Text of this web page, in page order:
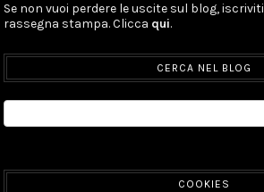
Se non vuoi perdere le uscite sul blog, iscriviti
rassegna stampa. Clicca qui.
CERCA NEL BLOG
COOKIES